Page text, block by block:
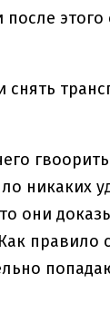
снять
никаких
они
правило